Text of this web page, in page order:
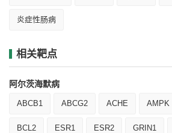
炎症性肠病
相关靶点
阿尔茨海默病
ABCB1 ABCG2 ACHE AMPK
BCL2 ESR1 ESR2 GRIN1